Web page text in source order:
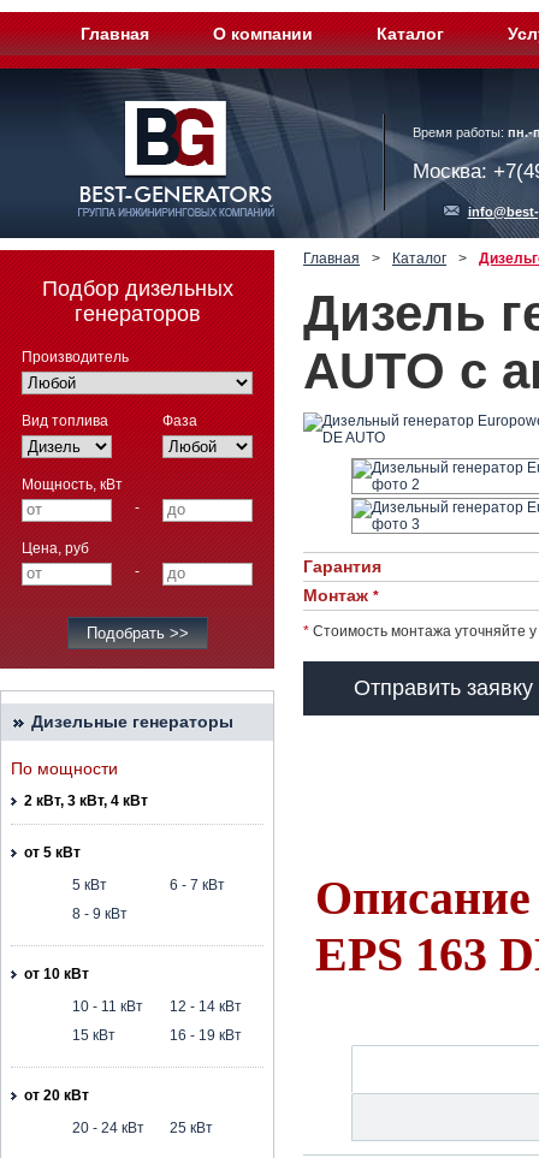
Главная О компании Каталог
Время работы: пн.-
Москва:
Подбор дизельных
генераторов
Производитель
Вид топлива Фаза
Мощность, кВт
-
Цена, руб
-
Дизельные генераторы
По мощности
2 кВт, 3 кВт, 4 кВт
от 5 кВт
5 кВт
6 - 7 кВт
8 - 9 кВт
от 10 кВт
10 - 11 кВт
12 - 14 кВт
15 кВт
16 - 19 кВт
от 20 кВт
20 - 24 кВт
25 кВт
Главная > Каталог >
Дизель
AUTO с
Гарантия
Монтаж *
* Стоимость монтажа уточняйте
Отправить
Описание
EPS 163